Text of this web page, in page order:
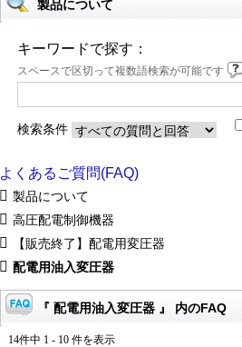
製品について
キーワードで探す：
スペースで区切って複数語検索が可能です
検索条件
よくあるご質問(FAQ)
製品について
高圧配電制御機器
【販売終了】配電用変圧器
配電用油入変圧器
『 配電用油入変圧器 』 内のFAQ
14件中 1 - 10 件を表示